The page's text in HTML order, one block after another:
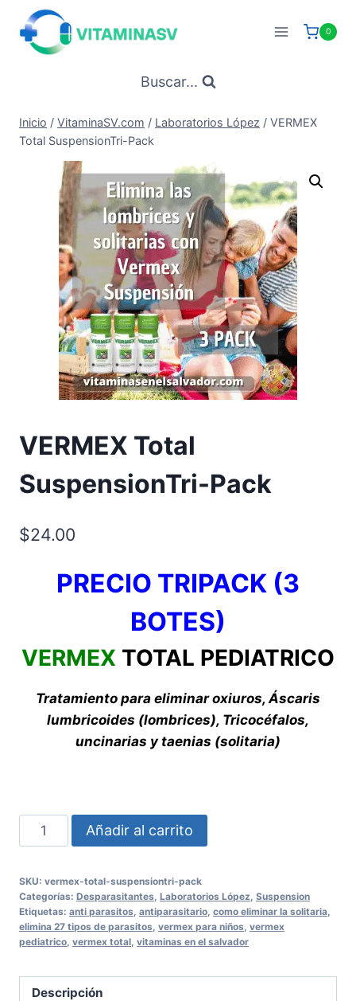
Saltar
contenido
0
Buscar...
Inicio / VitaminaSV.com / Laboratorios López / VERMEX
Total SuspensionTri-Pack
VERMEX Total
SuspensionTri-Pack
$24.00
PRECIO TRIPACK (3
BOTES)
VERMEX TOTAL PEDIATRICO
Tratamiento para eliminar oxiuros, Áscaris
lumbricoides (lombrices), Tricocéfalos,
uncinarias y taenias (solitaria)
VERMEX
Total
Pack
cantidad
Añadir al carrito
SKU: vermex-total-suspensiontri-pack
Categorías: Desparasitantes Laboratorios López Suspension
Etiquetas: anti parasitos antiparasitario como eliminar la solitaria
elimina 27 tipos de parasitos vermex para niños vermex
pediatrico vermex total vitaminas en el salvador
Descripción